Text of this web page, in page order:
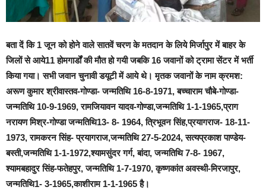
बता दें कि 1 जून को होने वाले सातवें चरण के मतदान के लिये मिर्जापुर में बाहर के
जिलों से आये11 होमगार्डों की मौत हो गयी जबकि 16 जवानों को ट्रामा सेंटर में भर्ती
किया गया। सभी जवान चुनावी डयूटी में आये थे। मृतक जवानों के नाम क्रमश:
अरूण कुमार श्रीवास्तव-गोण्डा- जन्मतिथि 16-8-1971, बच्चाराम चौबे-गोण्डा-
जन्मतिथि 10-9-1969, रामजियावन यादव-गोण्डा,जन्मतिथि 1-1-1965,प्राग
नरायण मिश्र-गोण्डा जन्मतिथि13- 8- 1964, त्रिभूवन सिंह,प्रयागराज- 18-11-
1973, रामकरन सिंह- प्रयागराज,जन्मतिथि 27-5-2024, सत्यप्रकाश पाण्डेय-
बस्ती,जन्मतिथि 1-1-1972,श्यामसुंदर गर्ग, बांदा, जन्मतिथि 7-8- 1967,
श्यामबहादुर सिंह-फतेहपुर, जन्मतिथि 1-7-1970, कृष्णकांत अवस्थी-मिरजापुर,
जन्मतिथि1- 3-1965,काशीराम 1-1-1965 है।